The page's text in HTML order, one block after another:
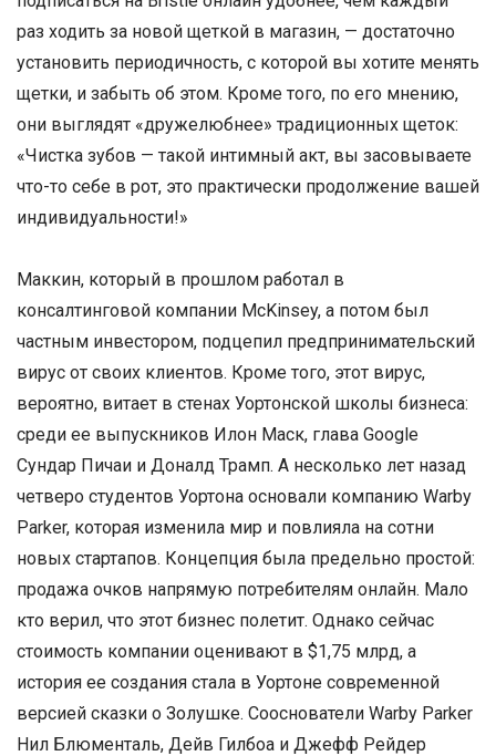
раз ходить за новой щеткой в магазин, — достаточно
установить периодичность, с которой вы хотите менять
щетки, и забыть об этом. Кроме того, по его мнению,
они выглядят «дружелюбнее» традиционных щеток:
«Чистка зубов — такой интимный акт, вы засовываете
что-то себе в рот, это практически продолжение вашей
индивидуальности!»
Маккин, который в прошлом работал в
консалтинговой компании McKinsey, а потом был
частным инвестором, подцепил предпринимательский
вирус от своих клиентов. Кроме того, этот вирус,
вероятно, витает в стенах Уортонской школы бизнеса:
среди ее выпускников Илон Маск, глава Google
Сундар Пичаи и Доналд Трамп. А несколько лет назад
четверо студентов Уортона основали компанию Warby
Parker, которая изменила мир и повлияла на сотни
новых стартапов. Концепция была предельно простой:
продажа очков напрямую потребителям онлайн. Мало
кто верил, что этот бизнес полетит. Однако сейчас
стоимость компании оценивают в $1,75 млрд, а
история ее создания стала в Уортоне современной
версией сказки о Золушке. Сооснователи Warby Parker
Нил Блюменталь, Дейв Гилбоа и Джефф Рейдер